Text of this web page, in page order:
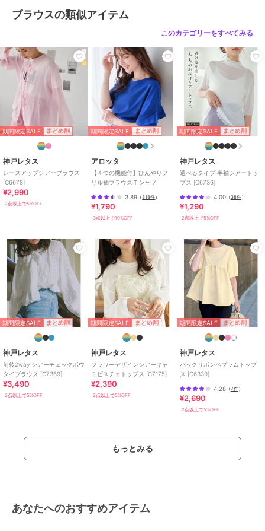
性別タイプ
レディース
カラー アイボリー、ベージュ
サイズ
素材
レーヨン55％ ポリエステル45％
商品のお取り扱い方法
お手入れ
手洗い、漂白不可、タンブル乾燥
不可、自然乾燥、アイロン仕上げ
可、ドライ可、ウエットクリーニ
特徴
トップス
ポリエステル素材/レーヨン素材
/無地/長袖/洗える
ライフ
スタイル
レギュラー丈(トップ
ス)
ブラウス
ポリエステル素材/ レーヨン素材
無地/ 長袖/洗える
ライフ
スタイル/
レギュラー丈(トップ
ス)
原産国 中国
ブラウスの類似アイテム
このカテゴリーをすべてみる
期間限定SALE まとめ割
神戸レタス
レースアップシアーブラウス
[C6678]
¥2,990
2点以上で5%OFF
期間限定SALE まとめ割
アロッタ
【４つの機能付】ひんやりフ
リル袖ブラウスＴシャツ
3.89 （318件）
¥1,790
3点以上で10%OFF
期間限定SALE まとめ割
神戸レタス
選べるタイプ 半袖シアートッ
プス [C6736]
4.00（38件）
¥1,290
2点以上で5%OFF
期間限定SALE まとめ割
神戸レタス
前後2way シアーチェックボウ
タイブラウス [C7369]
¥3,490
2点以上で5%OFF
期間限定SALE まとめ割
神戸レタス
フラワーデザインシアーキャ
ミビスチェトップス [C7175]
¥2,390
2点以上で5%OFF
期間限定SALE まとめ割
神戸レタス
バックリボンペプラムトップ
ス [C6339]
4.28（7件）
¥2,690
2点以上で5%OFF
もっとみる
あなたへのおすすめアイテム